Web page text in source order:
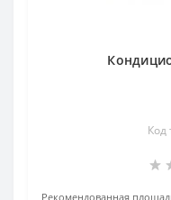
Код
Рекомендованная